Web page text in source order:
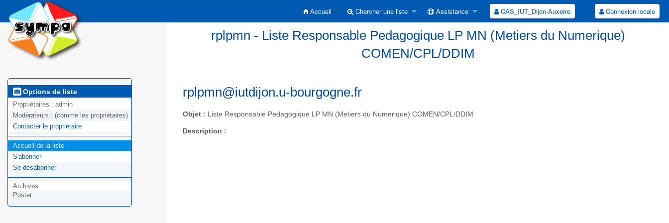
Accueil Chercher une liste Assistance CAS_IUT_Dijon-Auxerre Connexion locale
rplpmn - Liste Responsable Pedagogique LP MN (Metiers du Numerique)
COMEN/CPL/DDIM
Options de liste
Propriétaires : admin
Modérateurs : (comme les propriétaires)
Contacter le propriétaire
Accueil de la liste
S'abonner
Se désabonner
Archives
Poster
rplpmn@iutdijon.u-bourgogne.fr
Objet : Liste Responsable Pedagogique LP MN (Metiers du Numerique) COMEN/CPL/DDIM
Description :